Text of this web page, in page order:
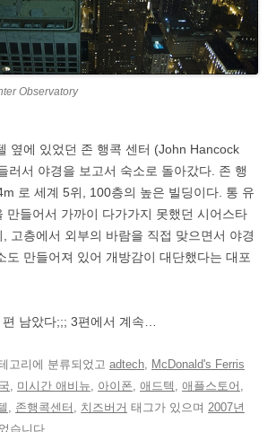
Observatory
옆에 있었던 존 행콕 센터 (John Hancock
러서 야경을 보고서 숙소로 돌아갔다. 존 행
로 세계 5위, 100층의 높은 빌딩이다. 통 유
만들어서 가까이 다가가지 못했던 시어스타
고층에서 외부의 바람을 직접 맞으면서 야경
도 만들어져 있어 개방감이 대단했다는 대포
남았다;;; 3편에서 계속…
고리에 분류되었고 adtech
McDonald's Ferris
미시간 애비뉴 아이폰 애드텍 애플스토어
존행콕센터 치즈버거 태그가 있으며 2007년
습니다.